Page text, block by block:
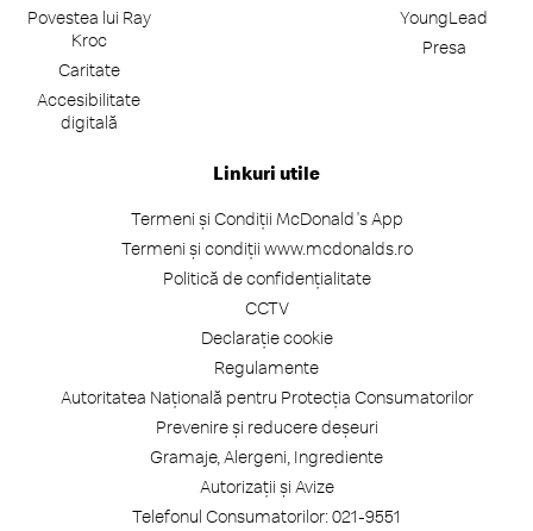
Povestea lui Ray
Kroc
Caritate
Accesibilitate
digitală
YoungLead
Presa
Linkuri utile
Termeni și Condiții McDonald's App
Termeni și condiții www.mcdonalds.ro
Politică de confidențialitate
CCTV
Declarație cookie
Regulamente
Autoritatea Națională pentru Protecția Consumatorilor
Prevenire și reducere deșeuri
Gramaje, Alergeni, Ingrediente
Autorizații și Avize
Telefonul Consumatorilor: 021-9551